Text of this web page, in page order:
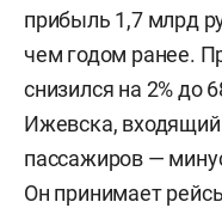
прибыль 1,7 млрд
чем годом ранее.
снизился на 2% до
Ижевска, входящий
пассажиров —
Он принимает